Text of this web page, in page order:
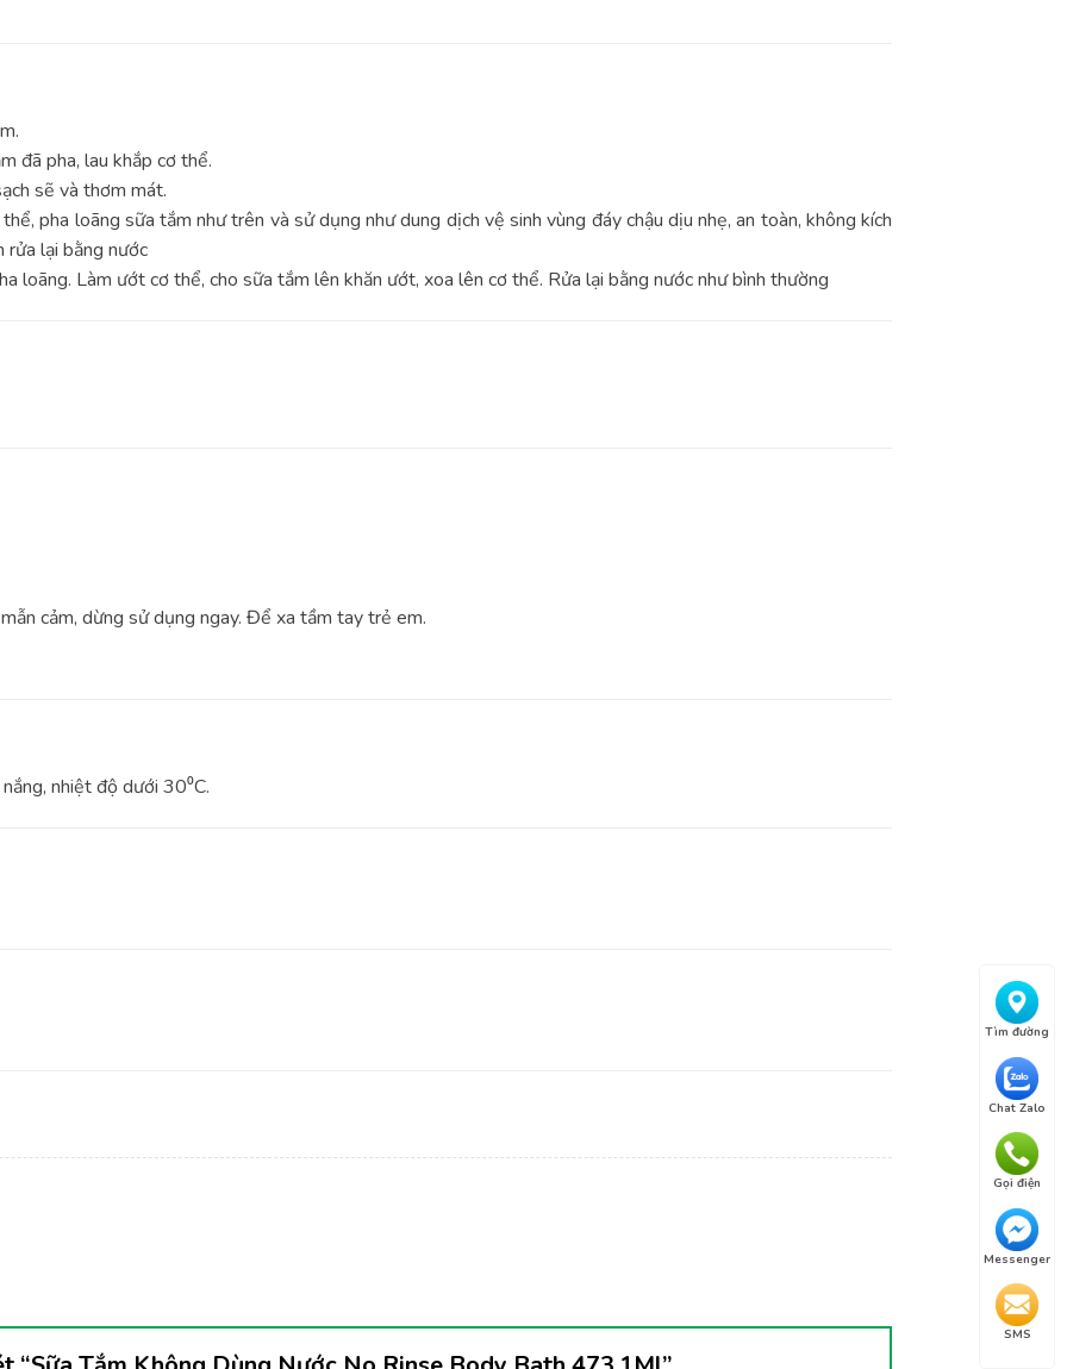
Tìm đường
Chat Zalo
Gọi điện
Messenger
SMS
đã pha, lau khắp cơ thể.
sẽ và thơm mát.
pha loãng sữa tắm như trên và sử dụng như dung dịch vệ sinh vùng đáy chậu dịu nhẹ, an toàn, không kích
rửa lại bằng nước
loãng. Làm ướt cơ thể, cho sữa tắm lên khăn ướt, xoa lên cơ thể. Rửa lại bằng nước như bình thường
cảm, dừng sử dụng ngay. Để xa tầm tay trẻ em.
nhiệt độ dưới 30⁰C.